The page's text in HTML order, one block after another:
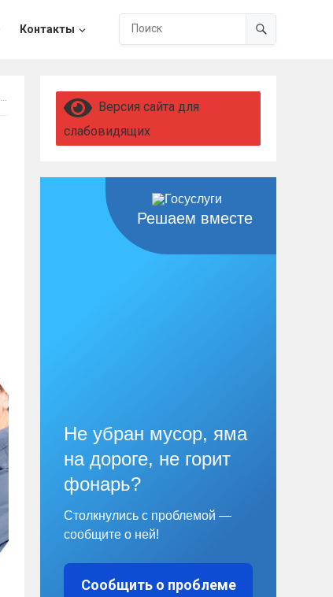
Контакты
Версия сайта для
слабовидящих
Решаем вместе
Не убран мусор, яма
на дороге, не горит
фонарь?
Столкнулись с проблемой —
сообщите о ней!
Сообщить о проблеме